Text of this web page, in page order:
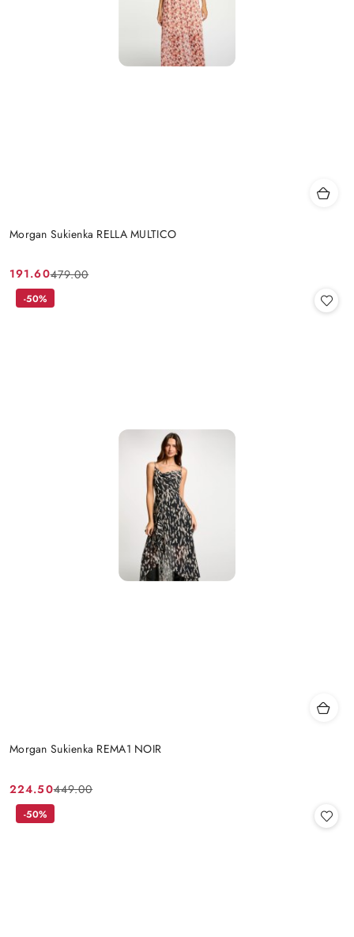
Morgan Sukienka RELLA MULTICO
Cena
promocyjna:
191.60
Cena
przed
479.00
Morgan Sukienka REMA1 NOIR
Cena
promocyjna:
224.50
Cena
przed
449.00
-50%
-50%